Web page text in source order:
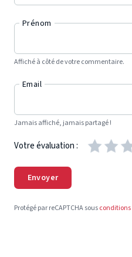
Prénom
Affiché à côté de votre commentaire.
Email
Jamais affiché, jamais partagé !
Votre évaluation :
Envoyer
Protégé par reCAPTCHA sousconditions